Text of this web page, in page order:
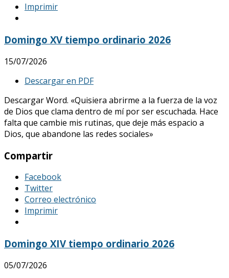
Imprimir
Domingo XV tiempo ordinario 2026
15/07/2026
Descargar en PDF
Descargar Word. «Quisiera abrirme a la fuerza de la voz
de Dios que clama dentro de mí por ser escuchada. Hace
falta que cambie mis rutinas, que deje más espacio a
Dios, que abandone las redes sociales»
Compartir
Facebook
Twitter
Correo electrónico
Imprimir
Domingo XIV tiempo ordinario 2026
05/07/2026